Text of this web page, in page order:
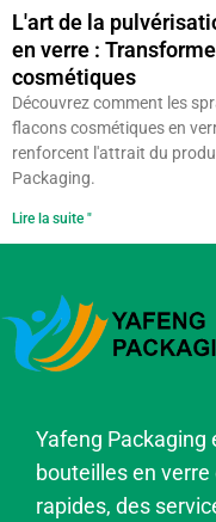
L'art de la
en verre :
cosmétiques
Découvrez comment les
flacons cosmétiques en
renforcent l'attrait du
Packaging.
Lire la suite "
Yafeng Packaging
bouteilles en
rapides, des